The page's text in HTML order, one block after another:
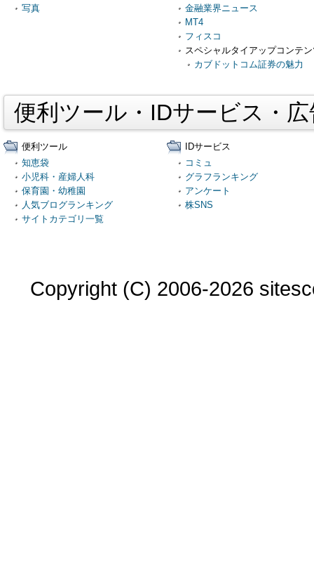
写真
金融業界ニュース
MT4
フィスコ
スペシャルタイアップコンテ
カブドットコム証券の魅力
便利ツール・IDサービス・
便利ツール
知恵袋
小児科・産婦人科
保育園・幼稚園
人気ブログランキング
サイトカテゴリ一覧
IDサービス
コミュ
グラフランキング
アンケート
株SNS
Copyright (C) 2006-2026